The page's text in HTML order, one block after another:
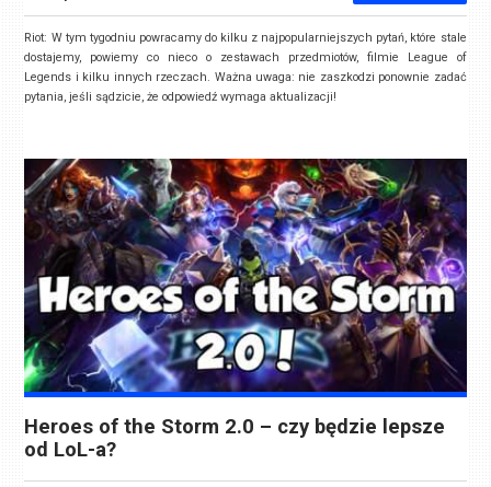
Riot: W tym tygodniu powracamy do kilku z najpopularniejszych pytań, które stale
dostajemy, powiemy co nieco o zestawach przedmiotów, filmie League of
Legends i kilku innych rzeczach. Ważna uwaga: nie zaszkodzi ponownie zadać
pytania, jeśli sądzicie, że odpowiedź wymaga aktualizacji!
Heroes of the Storm 2.0 – czy będzie lepsze
od LoL-a?